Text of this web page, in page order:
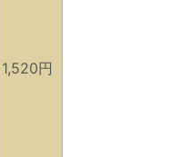
1,520円